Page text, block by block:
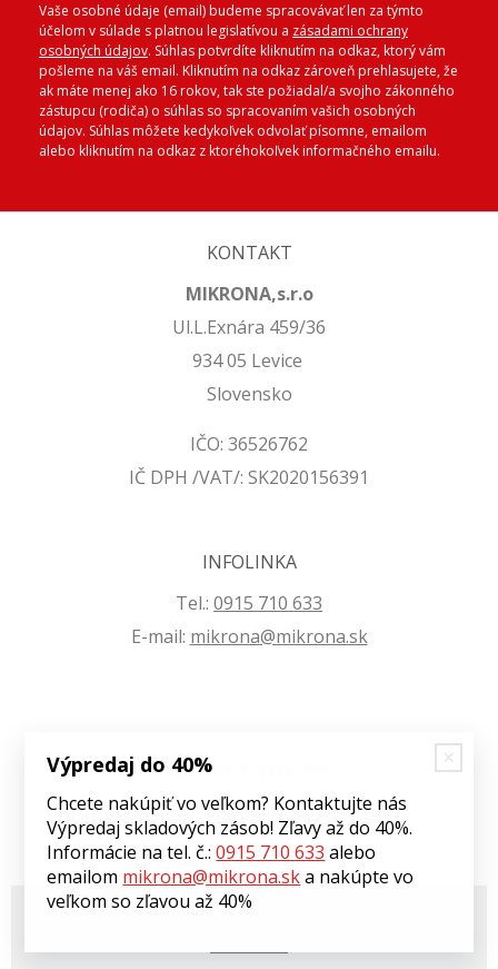
Vaše osobné údaje (email) budeme spracovávať len za týmto
účelom v súlade s platnou legislatívou a zásadami ochrany
osobných údajov. Súhlas potvrdíte kliknutím na odkaz, ktorý vám
pošleme na váš email. Kliknutím na odkaz zároveň prehlasujete, že
ak máte menej ako 16 rokov, tak ste požiadal/a svojho zákonného
zástupcu (rodiča) o súhlas so spracovaním vašich osobných
údajov. Súhlas môžete kedykoľvek odvolať písomne, emailom
alebo kliknutím na odkaz z ktoréhokoľvek informačného emailu.
KONTAKT
MIKRONA,s.r.o
Ul.L.Exnára 459/36
934 05 Levice
Slovensko
IČO: 36526762
IČ DPH /VAT/: SK2020156391
INFOLINKA
Tel.: 0915 710 633
E-mail: mikrona@mikrona.sk
VŠETKO O NÁKUPE
Obchodné podmienky
Ochrana osobných údajov
© 2026 Môj eshop •tvorba eshopu cez UNIobchod
Výpredaj do 40%
Chcete nakúpiť vo veľkom? Kontaktujte nás
Výpredaj skladových zásob! Zľavy až do 40%.
Informácie na tel. č.:0915 710 633 alebo
emailom mikrona@mikrona.ska nakúpte vo
veľkom so zľavou až 40%